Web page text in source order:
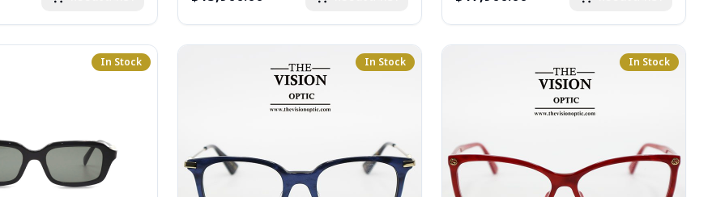
In Stock In Stock In Stock